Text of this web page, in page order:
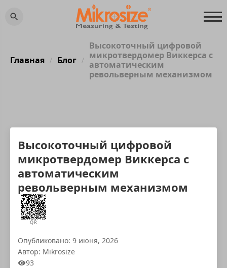
Главная / Блог /
Высокоточный цифровой
микротвердомер Виккерса с
автоматическим
револьверным механизмом
Высокоточный цифровой
микротвердомер Виккерса с
автоматическим
револьверным механизмом
QR
Опубликовано: 9 июня, 2026
Автор: Mikrosize
93